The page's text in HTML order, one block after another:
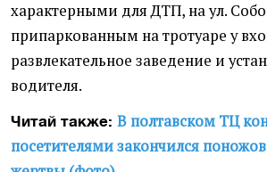
характерными для ДТП, на ул.
припаркованным на тротуаре у
развлекательное заведение и
водителя.
Читай также: В полтавском ТЦ
посетителями закончился